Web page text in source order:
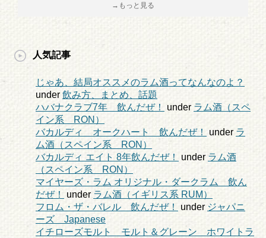
→もっと見る
人気記事
じゃあ、結局オススメのラム酒ってなんなのよ？
under 飲み方、まとめ、話題
ハバナクラブ7年 飲んだぜ！
under ラム酒（スペ
イン系 RON）
バカルディ オークハート 飲んだぜ！
under ラ
ム酒（スペイン系 RON）
バカルディ エイト 8年飲んだぜ！
under ラム酒
（スペイン系 RON）
マイヤーズ・ラム オリジナル・ダークラム 飲ん
だぜ！
under ラム酒（イギリス系 RUM）
フロム・ザ・バレル 飲んだぜ！
under ジャパニ
ーズ Japanese
イチローズモルト モルト＆グレーン ホワイトラ